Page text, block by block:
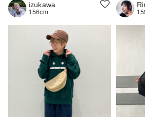
izukawa
156cm